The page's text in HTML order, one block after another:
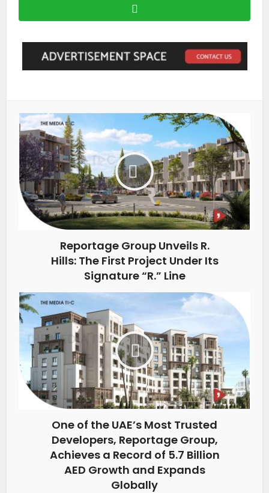
Reportage Group Unveils R.
Hills: The First Project Under Its
Signature “R.” Line
One of the UAE’s Most Trusted
Developers, Reportage Group,
Achieves a Record of 5.7 Billion
AED Growth and Expands
Globally